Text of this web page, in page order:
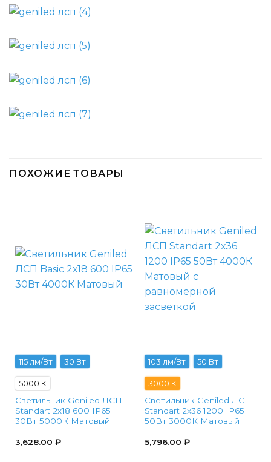
ПОХОЖИЕ ТОВАРЫ
115 лм/Вт 30 Вт
5000 К
Светильник Geniled ЛСП
Standart 2х18 600 IP65
30Вт 5000К Матовый
3,628.00 ₽
103 лм/Вт 50 Вт
3000 К
Светильник Geniled ЛСП
Standart 2х36 1200 IP65
50Вт 3000К Матовый
5,796.00 ₽